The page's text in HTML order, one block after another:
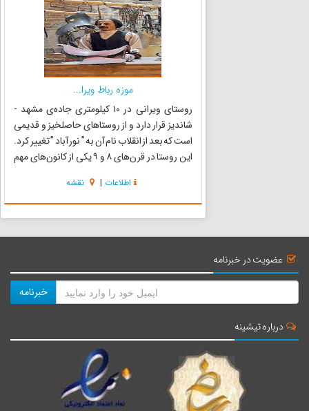
موزه رباط ویرا...
روستای ویرانی در ۱۰ کیلومتری جاده‌ی مشهد -
شاندیز قرار دارد و از روستا‌های حاصلخیز و قدیمی
است که بعد از انقلاب نام آن به ” نور آباد ” تغییر کرد.
این روستا در قرن‌های ۸ و ۹ یکی از کانون‌های مهم
در اسناد موجود و معتبر گذشته نام روستا “ویرانیو...
اطلاعات | نقشه
عضویت در خبرنامه
خبرنامه
درباره تیشینه